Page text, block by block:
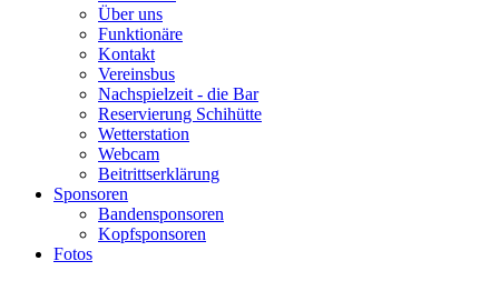
Über uns
Funktionäre
Kontakt
Vereinsbus
Nachspielzeit - die Bar
Reservierung Schihütte
Wetterstation
Webcam
Beitrittserklärung
Sponsoren
Bandensponsoren
Kopfsponsoren
Fotos